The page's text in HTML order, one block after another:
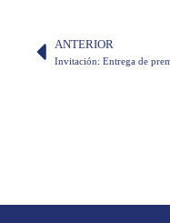
ANTERIOR